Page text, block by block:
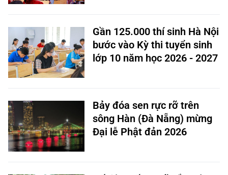
Gần 125.000 thí sinh Hà Nội
bước vào Kỳ thi tuyển sinh
lớp 10 năm học 2026 - 2027
Bảy đóa sen rực rỡ trên
sông Hàn (Đà Nẵng) mừng
Đại lễ Phật đản 2026